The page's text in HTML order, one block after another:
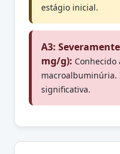
estágio inicial.
A3:
mg/g):
macroalbuminúria.
significativa.